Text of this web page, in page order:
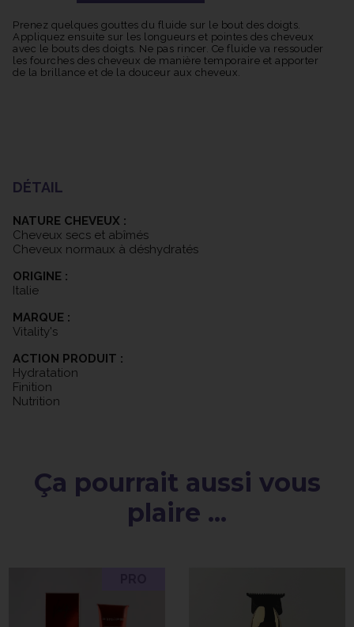
Prenez quelques gouttes du fluide sur le bout des doigts.
Appliquez ensuite sur les longueurs et pointes des cheveux
avec le bouts des doigts. Ne pas rincer. Ce fluide va ressouder
les fourches des cheveux de manière temporaire et apporter
de la brillance et de la douceur aux cheveux.
DÉTAIL
NATURE CHEVEUX :
Cheveux secs et abîmés
Cheveux normaux à déshydratés
ORIGINE :
Italie
MARQUE :
Vitality's
ACTION PRODUIT :
Hydratation
Finition
Nutrition
Ça pourrait aussi vous
plaire ...